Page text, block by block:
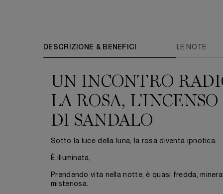
DESCRIZIONE & BENEFICI LE NOTE
UN INCONTRO
LA ROSA,
DI SANDALO
Sotto la luce della luna, la rosa diventa ipnotica.
È illuminata,
Prendendo vita nella notte, è quasi fredda,
misteriosa.